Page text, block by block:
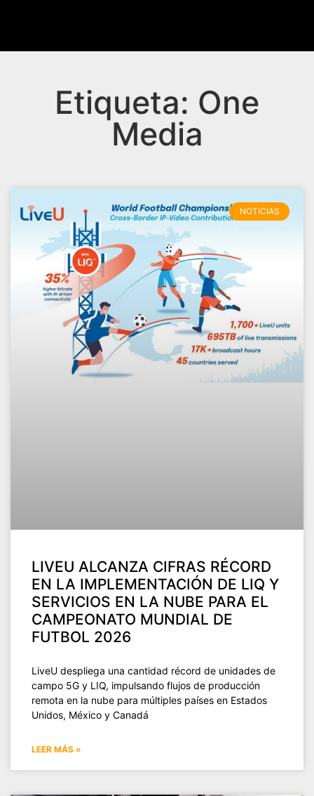
Etiqueta: One
Media
NOTICIAS
LIVEU ALCANZA CIFRAS RÉCORD
EN LA IMPLEMENTACIÓN DE LIQ Y
SERVICIOS EN LA NUBE PARA EL
CAMPEONATO MUNDIAL DE
FUTBOL 2026
LiveU despliega una cantidad récord de unidades de
campo 5G y LIQ, impulsando flujos de producción
remota en la nube para múltiples países en Estados
Unidos, México y Canadá
LEER MÁS »